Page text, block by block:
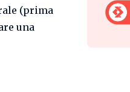
(prima
una